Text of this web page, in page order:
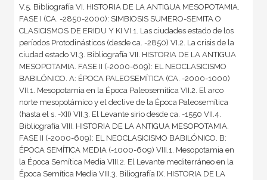
V.5. Bibliografía VI. HISTORIA DE LA ANTIGUA MESOPOTAMIA.
FASE I (CA. -2850-2000): SIMBIOSIS SUMERO-SEMITA O
CLASICISMOS DE ERIDU Y KI VI.1. Las ciudades estado de los
períodos Protodinásticos (desde ca. -2850) VI.2. La crisis de la
ciudad estado VI.3. Bibliografía VII. HISTORIA DE LA ANTIGUA
MESOPOTAMIA. FASE II (-2000-609): EL NEOCLASICISMO
BABILÓNICO. A: ÉPOCA PALEOSEMÍTICA (CA. -2000-1000)
VII.1. Mesopotamia en la Época Paleosemítica VII.2. El arco
norte mesopotámico y el declive de la Época Paleosemítica
(hasta el s. -XII) VII.3. El Levante sirio desde ca. -1550 VII.4.
Bibliografía VIII. HISTORIA DE LA ANTIGUA MESOPOTAMIA.
FASE II (-2000-609): EL NEOCLASICISMO BABILÓNICO. B:
ÉPOCA SEMÍTICA MEDIA (-1000-609) VIII.1. Mesopotamia en
la Época Semítica Media VIII.2. El Levante mediterráneo en la
Época Semítica Media VIII.3. Biliografía IX. HISTORIA DE LA